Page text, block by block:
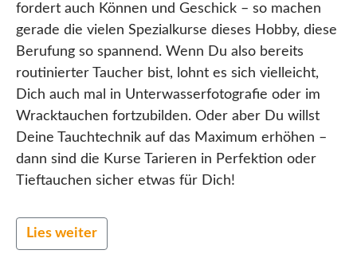
fordert auch Können und Geschick – so machen
gerade die vielen Spezialkurse dieses Hobby, diese
Berufung so spannend. Wenn Du also bereits
routinierter Taucher bist, lohnt es sich vielleicht,
Dich auch mal in Unterwasserfotografie oder im
Wracktauchen fortzubilden. Oder aber Du willst
Deine Tauchtechnik auf das Maximum erhöhen –
dann sind die Kurse Tarieren in Perfektion oder
Tieftauchen sicher etwas für Dich!
Lies weiter